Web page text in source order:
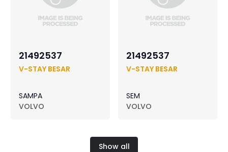
21492537
V-STAY BESAR
SAMPA
VOLVO
21492537
V-STAY BESAR
SEM
VOLVO
Show all